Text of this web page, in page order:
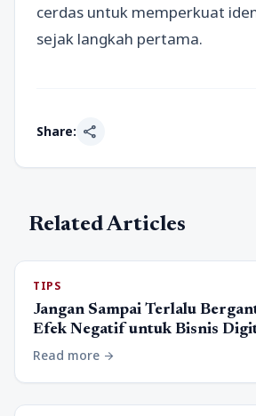
cerdas untuk memperkuat
sejak langkah pertama.
Share: share
Related Articles
TIPS
Jangan Sampai Terlalu
Efek Negatif untuk Bisnis
Read more arrow_forward